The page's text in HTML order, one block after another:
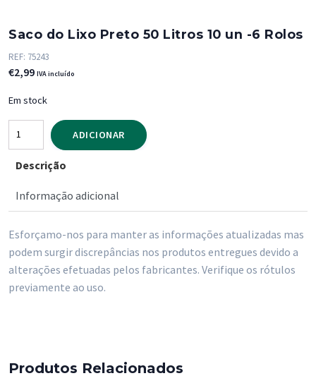
Saco do Lixo Preto 50 Litros 10 un -6 Rolos
REF: 75243
€2,99 IVA incluído
Em stock
Quantidade
de
Saco
Litros
ADICIONAR
Descrição
Informação adicional
Esforçamo-nos para manter as informações atualizadas mas
podem surgir discrepâncias nos produtos entregues devido a
alterações efetuadas pelos fabricantes. Verifique os rótulos
previamente ao uso.
Produtos Relacionados